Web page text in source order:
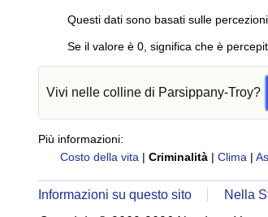
Questi dati sono basati sulle
Se il valore è 0, significa che è
Vivi nelle colline di Parsippany-Troy?
Più informazioni:
Costo della vita | Criminalità | Clima |
Informazioni su questo sito
Nella